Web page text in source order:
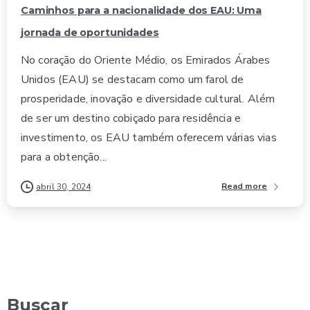
Caminhos para a nacionalidade dos EAU: Uma
jornada de oportunidades
No coração do Oriente Médio, os Emirados Árabes
Unidos (EAU) se destacam como um farol de
prosperidade, inovação e diversidade cultural. Além
de ser um destino cobiçado para residência e
investimento, os EAU também oferecem várias vias
para a obtenção...
abril 30, 2024 Read more
Buscar